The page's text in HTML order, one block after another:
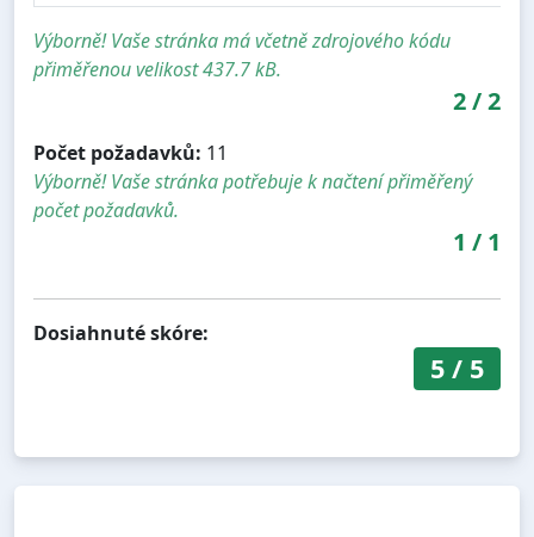
Výborně! Vaše stránka má včetně zdrojového kódu
přiměřenou velikost 437.7 kB.
2/2
Počet požadavků: 11
Výborně! Vaše stránka potřebuje k načtení přiměřený
počet požadavků.
1 / 1
Dosiahnuté skóre:
5/ 5